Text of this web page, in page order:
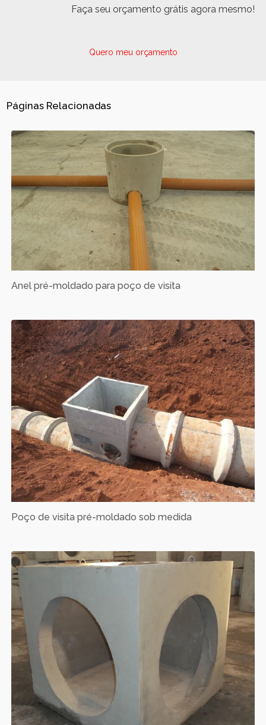
Faça seu orçamento grátis agora mesmo!
Quero meu orçamento
Páginas Relacionadas
Anel pré-moldado para poço de visita
Poço de visita pré-moldado sob medida